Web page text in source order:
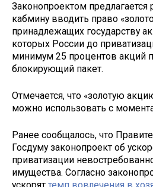
Законопроектом предлагается
кабмину вводить право
принадлежащих государству
которых России до
минимум 25 процентов акций
блокирующий пакет.
Отмечается, что «золотую
можно использовать с
Ранее сообщалось, что
Госдуму законопроект об
приватизации
имущества. Согласно
ускорят темп вовлечения в